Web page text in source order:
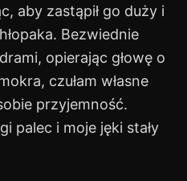
aby zastąpił go duży i
Bezwiednie
opierając głowę o
czułam własne
przyjemność.
palec i moje jęki stały